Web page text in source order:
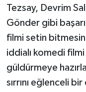
Tezsay, Devrim
Gönder gibi
filmi setin
iddialı komedi
güldürmeye
sırrını eğlenceli